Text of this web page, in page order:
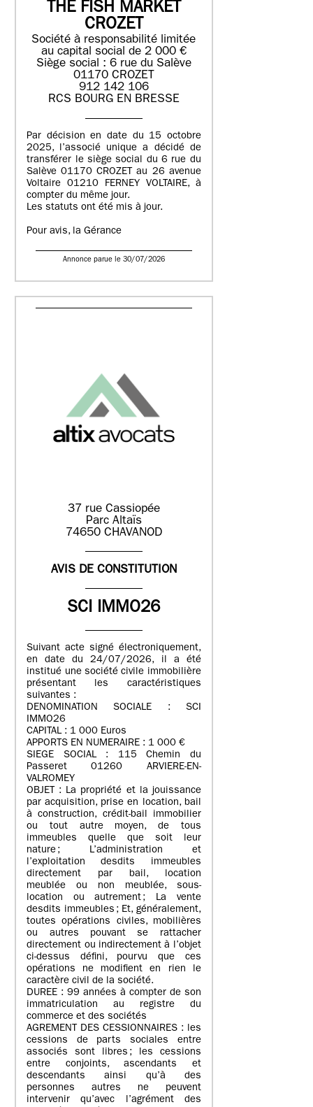
THE FISH MARKET
CROZET
Société à responsabilité limitée
au capital social de 2 000 €
Siège social : 6 rue du Salève
01170 CROZET
912 142 106
RCS BOURG EN BRESSE
Par décision en date du 15 octobre
2025, l’associé unique a décidé de
transférer le siège social du 6 rue du
Salève 01170 CROZET au 26 avenue
Voltaire 01210 FERNEY VOLTAIRE, à
compter du même jour.
Les statuts ont été mis à jour.
Pour avis, la Gérance
Annonce parue le 30/07/2026
37 rue Cassiopée
Parc Altaïs
74650 CHAVANOD
AVIS DE CONSTITUTION
SCI IMMO26
Suivant acte signé électroniquement,
en date du 24/07/2026, il a été
institué une société civile immobilière
présentant les caractéristiques
suivantes :
DENOMINATION SOCIALE : SCI
IMMO26
CAPITAL : 1 000 Euros
APPORTS EN NUMERAIRE : 1 000 €
SIEGE SOCIAL : 115 Chemin du
Passeret 01260 ARVIERE-EN-
VALROMEY
OBJET : La propriété et la jouissance
par acquisition, prise en location, bail
à construction, crédit-bail immobilier
ou tout autre moyen, de tous
immeubles quelle que soit leur
nature ; L’administration et
l’exploitation desdits immeubles
directement par bail, location
meublée ou non meublée, sous-
location ou autrement ; La vente
desdits immeubles ; Et, généralement,
toutes opérations civiles, mobilières
ou autres pouvant se rattacher
directement ou indirectement à l’objet
ci-dessus défini, pourvu que ces
opérations ne modifient en rien le
caractère civil de la société.
DUREE : 99 années à compter de son
immatriculation au registre du
commerce et des sociétés
AGREMENT DES CESSIONNAIRES : les
cessions de parts sociales entre
associés sont libres ; les cessions
entre conjoints, ascendants et
descendants ainsi qu’à des
personnes autres ne peuvent
intervenir qu’avec l’agrément des